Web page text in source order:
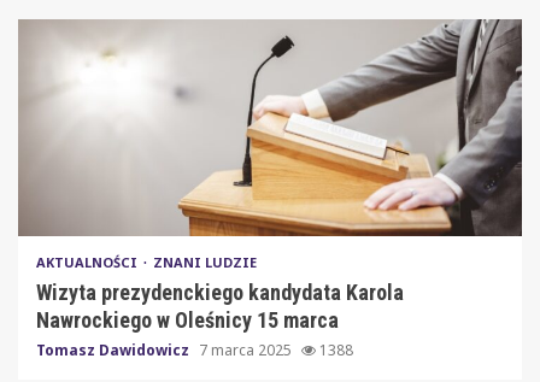
AKTUALNOŚCI ZNANI LUDZIE
Wizyta prezydenckiego kandydata Karola
Nawrockiego w Oleśnicy 15 marca
Tomasz Dawidowicz 7 marca 2025 1388